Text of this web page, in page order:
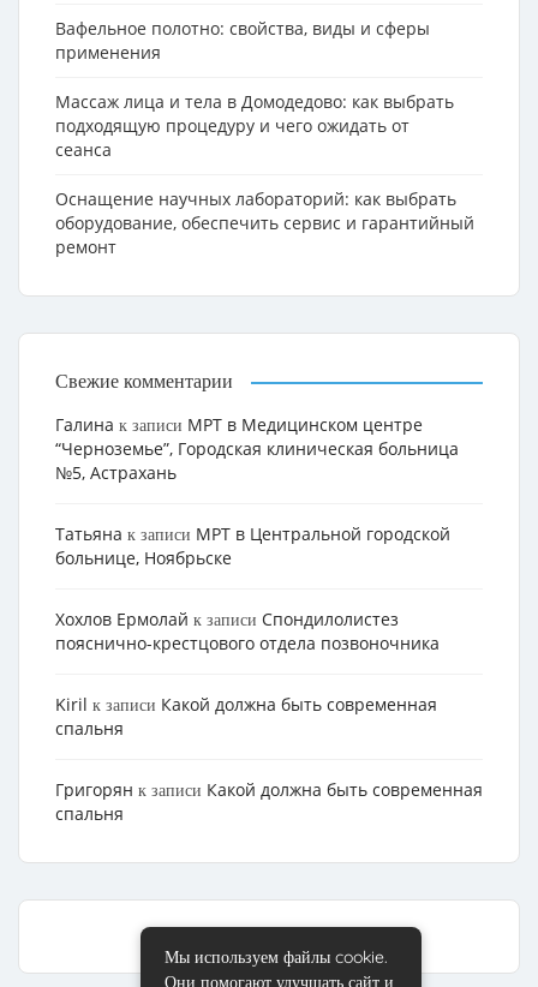
Вафельное полотно: свойства, виды и сферы
применения
Массаж лица и тела в Домодедово: как выбрать
подходящую процедуру и чего ожидать от
сеанса
Оснащение научных лабораторий: как выбрать
оборудование, обеспечить сервис и гарантийный
ремонт
Свежие комментарии
Галина к записи МРТ в Медицинском центре
“Черноземье”, Городская клиническая больница
№5, Астрахань
Татьяна к записи МРТ в Центральной городской
больнице, Ноябрьске
Хохлов Ермолай к записи Cпондилолистез
пояснично-крестцового отдела позвоночника
Kiril к записи Какой должна быть современная
спальня
Григорян к записи Какой должна быть современная
спальня
Мы используем файлы cookie.
Они помогают улучшать сайт и